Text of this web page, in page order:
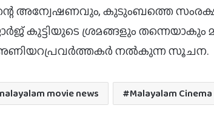
അന്വേഷണവും, കുടുംബത്തെ
കുട്ടിയുടെ ശ്രമങ്ങളും തന്നെയാകും
അണിയറപ്രവർത്തകർ നൽകുന്ന സൂചന.
movie news Malayalam Cinema